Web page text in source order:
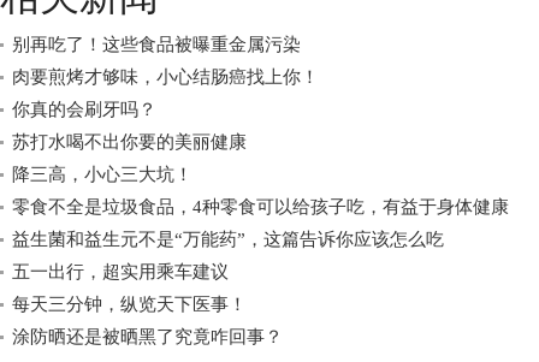
别再吃了！这些食品被曝重金属污染
肉要煎烤才够味，小心结肠癌找上你！
你真的会刷牙吗？
苏打水喝不出你要的美丽健康
降三高，小心三大坑！
零食不全是垃圾食品，4种零食可以给孩子吃，有益于身体健康
益生菌和益生元不是“万能药”，这篇告诉你应该怎么吃
五一出行，超实用乘车建议
每天三分钟，纵览天下医事！
涂防晒还是被晒黑了究竟咋回事？